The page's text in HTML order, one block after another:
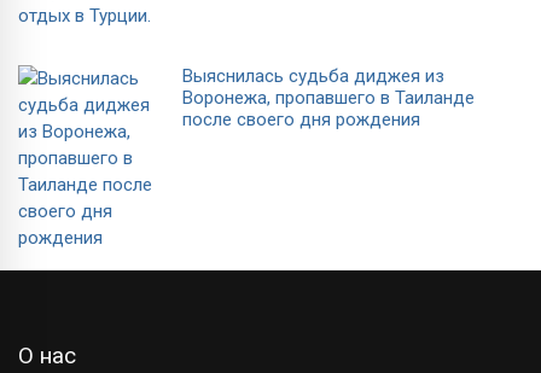
Выяснилась судьба диджея из
Воронежа, пропавшего в Таиланде
после своего дня рождения
О нас